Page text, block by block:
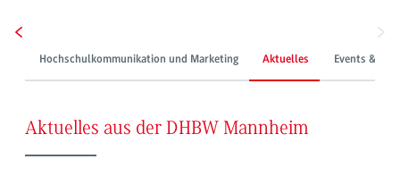
Hochschulkommunikation und Marketing Aktuelles Events &
Aktuelles aus der DHBW Mannheim